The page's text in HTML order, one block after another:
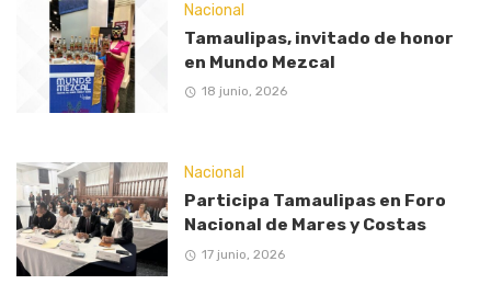
Nacional
Tamaulipas, invitado de honor
en Mundo Mezcal
18 junio, 2026
Nacional
Participa Tamaulipas en Foro
Nacional de Mares y Costas
17 junio, 2026